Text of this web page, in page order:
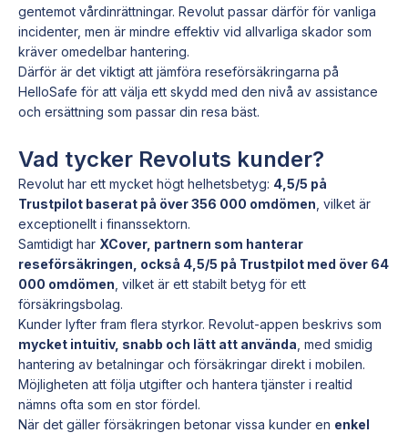
gentemot vårdinrättningar. Revolut passar därför för vanliga
incidenter, men är mindre effektiv vid allvarliga skador som
kräver omedelbar hantering.
Därför är det viktigt att jämföra reseförsäkringarna på
HelloSafe för att välja ett skydd med den nivå av assistance
och ersättning som passar din resa bäst.
Vad tycker Revoluts kunder?
Revolut har ett mycket högt helhetsbetyg: 4,5/5 på
Trustpilot baserat på över 356 000 omdömen , vilket är
exceptionellt i finanssektorn.
Samtidigt har XCover, partnern som hanterar
reseförsäkringen, också 4,5/5 på Trustpilot med över 64
000 omdömen , vilket är ett stabilt betyg för ett
försäkringsbolag.
Kunder lyfter fram flera styrkor. Revolut-appen beskrivs som
mycket intuitiv, snabb och lätt att använda , med smidig
hantering av betalningar och försäkringar direkt i mobilen.
Möjligheten att följa utgifter och hantera tjänster i realtid
nämns ofta som en stor fördel.
När det gäller försäkringen betonar vissa kunder en enkel